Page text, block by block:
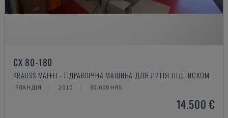
CX 80-180
KRAUSS MAFFEI - ГІДРАВЛІЧНА МАШИНА ДЛЯ ЛИТТЯ ПІД ТИСКОМ
ІРЛАНДІЯ 2010 80.000 HRS
14.500 €